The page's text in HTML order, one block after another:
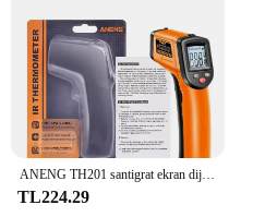
ANENG TH201 santigrat ekran dijital kızılötesi termometre son derece hassas temassız sıcaklık ölçüm tabancası higrometre
TL224.29